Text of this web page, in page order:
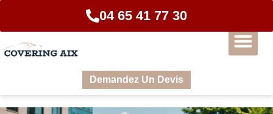
04 65 41 77 30
Demandez Un Devis